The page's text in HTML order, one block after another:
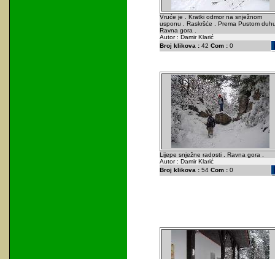
Vruće je . Kratki odmor na snježnom
usponu . Raskršće . Prema Pustom
Ravna gora .
Autor : Damir Klarić
Broj klikova :42 Com :0
Lijepe snježne radosti . Ravna gora .
Autor : Damir Klarić
Broj klikova :54 Com :0